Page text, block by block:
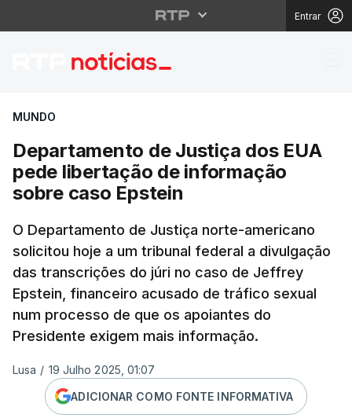
Entrar
Departamento de
MUNDO
Departamento de Justiça dos EUA
pede libertação de informação
sobre caso Epstein
O Departamento de Justiça norte-americano
solicitou hoje a um tribunal federal a divulgação
das transcrições do júri no caso de Jeffrey
Epstein, financeiro acusado de tráfico sexual
num processo de que os apoiantes do
Presidente exigem mais informação.
Lusa / 19 Julho 2025, 01:07
ADICIONAR COMO FONTE INFORMATIVA